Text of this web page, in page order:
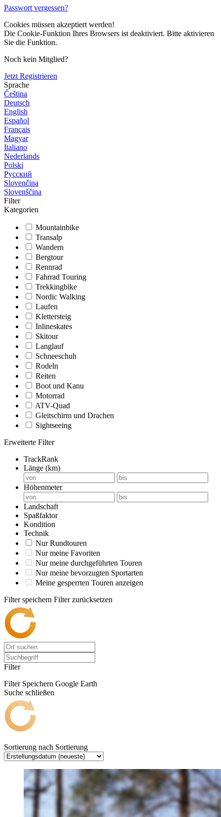
Passwort vergessen?
Cookies müssen akzeptiert werden!
Die Cookie-Funktion Ihres Browsers ist deaktiviert. Bitte aktivieren
Sie die Funktion.
Noch kein Mitglied?
Jetzt Registrieren
Sprache
Čeština
Deutsch
English
Español
Français
Magyar
Italiano
Nederlands
Polski
Русский
Slovenčina
Slovenščina
Filter
Kategorien
Mountainbike
Transalp
Wandern
Bergtour
Rennrad
Fahrrad Touring
Trekkingbike
Nordic Walking
Laufen
Klettersteig
Inlineskates
Skitour
Langlauf
Schneeschuh
Rodeln
Reiten
Boot und Kanu
Motorrad
ATV-Quad
Gleitschirm und Drachen
Sightseeing
Erweiterte Filter
TrackRank
Länge (km)
Höhenmeter
Landschaft
Spaßfaktor
Kondition
Technik
Nur Rundtouren
Nur meine Favoriten
Nur meine durchgeführten Touren
Nur meine bevorzugten Sportarten
Meine gesperrten Touren anzeigen
Filter speichern Filter zurücksetzen
Filter
Filter Speichern Google Earth
Suche schließen
Sortierung nach Sortierung